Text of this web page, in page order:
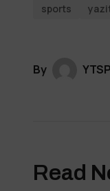
sports
By
Read